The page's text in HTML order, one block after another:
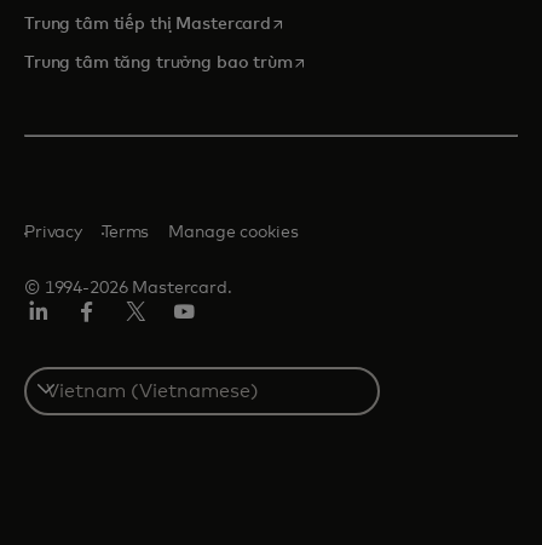
Trung tâm tiếp thị Mastercardopens in a new tab
Trung tâm tăng trưởng bao trùmopens in a new tab
© 1994-2026 Mastercard.
Privacy Terms Manage cookies
Select
a
country